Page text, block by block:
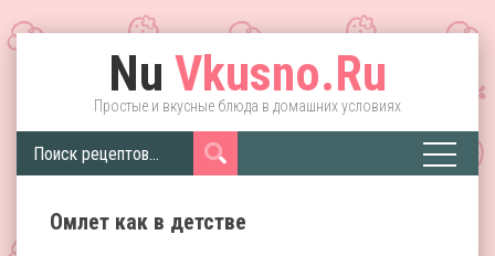
Nu Vkusno.Ru
Простые и вкусные блюда в домашних условиях
Омлет как в детстве